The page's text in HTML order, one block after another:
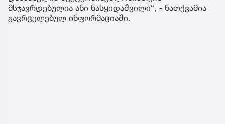
მსჯავრდებულია ანი ნასყიდაშვილი“, - ნათქვამია
გავრცელებულ ინფორმაციაში.